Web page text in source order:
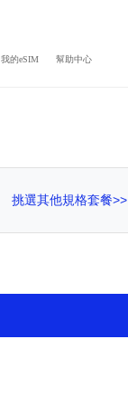
我的eSIM 幫助中心
挑選其他規格套餐>>